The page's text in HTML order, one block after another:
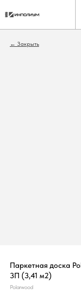
Закрыть
Паркетная доска
3П (3,41 м2)
Polarwood